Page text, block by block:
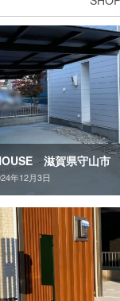
滋賀県守山市
年12月3日